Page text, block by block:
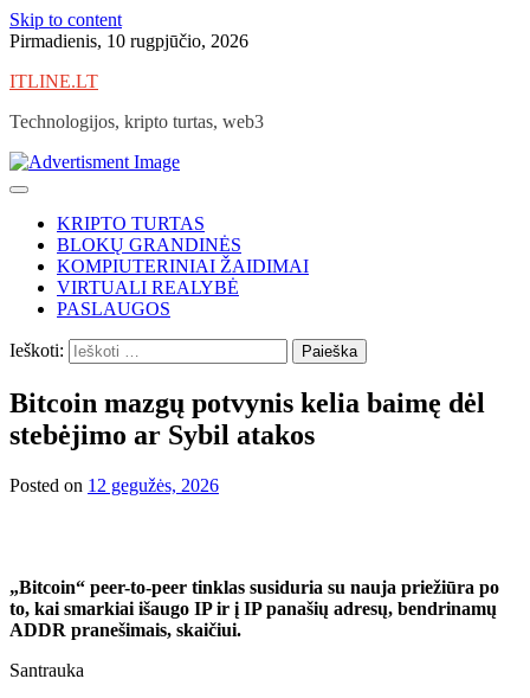
Skip to content
Pirmadienis, 10 rugpjūčio, 2026
ITLINE.LT
Technologijos, kripto turtas, web3
KRIPTO TURTAS
BLOKŲ GRANDINĖS
KOMPIUTERINIAI ŽAIDIMAI
VIRTUALI REALYBĖ
PASLAUGOS
Ieškoti:
Bitcoin mazgų potvynis kelia baimę dėl
stebėjimo ar Sybil atakos
Posted on 12 gegužės, 2026
„Bitcoin“ peer-to-peer tinklas susiduria su nauja priežiūra po
to, kai smarkiai išaugo IP ir į IP panašių adresų, bendrinamų
ADDR pranešimais, skaičiui.
Santrauka